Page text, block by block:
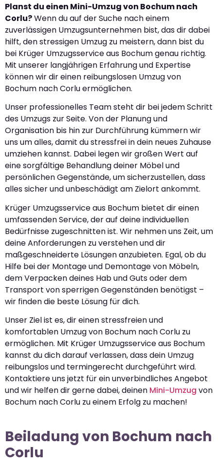
Planst du einen Mini-Umzug von Bochum nach
Corlu?Wenn du auf der Suche nach einem
zuverlässigen Umzugsunternehmen bist, das dir dabei
hilft, den stressigen Umzug zu meistern, dann bist du
bei Krüger Umzugsservice aus Bochum genau richtig.
Mit unserer langjährigen Erfahrung und Expertise
können wir dir einen reibungslosen Umzug von
Bochum nach Corlu ermöglichen.
Unser professionelles Team steht dir bei jedem Schritt
des Umzugs zur Seite. Von der Planung und
Organisation bis hin zur Durchführung kümmern wir
uns um alles, damit du stressfrei in dein neues Zuhause
umziehen kannst. Dabei legen wir großen Wert auf
eine sorgfältige Behandlung deiner Möbel und
persönlichen Gegenstände, um sicherzustellen, dass
alles sicher und unbeschädigt am Zielort ankommt.
Krüger Umzugsservice aus Bochum bietet dir einen
umfassenden Service, der auf deine individuellen
Bedürfnisse zugeschnitten ist. Wir nehmen uns Zeit, um
deine Anforderungen zu verstehen und dir
maßgeschneiderte Lösungen anzubieten. Egal, ob du
Hilfe bei der Montage und Demontage von Möbeln,
dem Verpacken deines Hab und Guts oder dem
Transport von sperrigen Gegenständen benötigst –
wir finden die beste Lösung für dich.
Unser Ziel ist es, dir einen stressfreien und
komfortablen Umzug von Bochum nach Corlu zu
ermöglichen. Mit Krüger Umzugsservice aus Bochum
kannst du dich darauf verlassen, dass dein Umzug
reibungslos und termingerecht durchgeführt wird.
Kontaktiere uns jetzt für ein unverbindliches Angebot
und wir helfen dir gerne dabei, deinen Mini-Umzug von
Bochum nach Corlu zu einem Erfolg zu machen!
Beiladung von Bochum nach
Corlu